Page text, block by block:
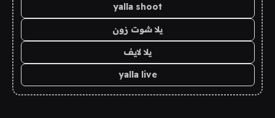
yalla shoot
يلا شوت زون
يلا لايف
yalla live